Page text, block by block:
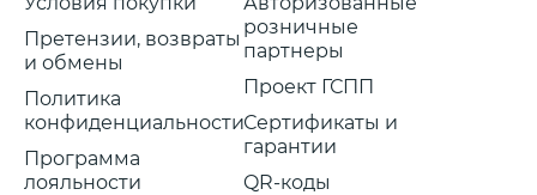
Претензии, возвраты
и обмены
Политика
конфиденциальности
Программа
лояльности
розничные
партнеры
Проект ГСПП
Сертификаты и
гарантии
QR-коды